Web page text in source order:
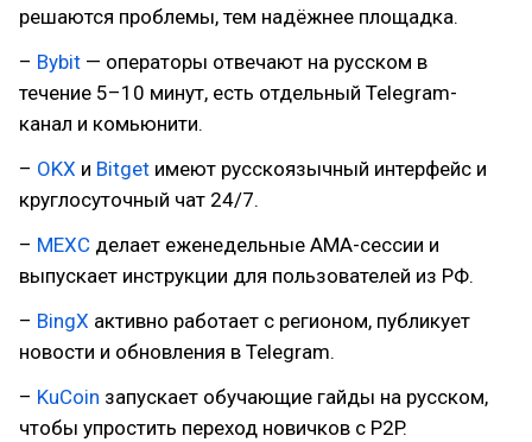
решаются проблемы, тем надёжнее площадка.
– Bybit — операторы отвечают на русском в
течение 5–10 минут, есть отдельный Telegram-
канал и комьюнити.
– OKX и Bitget имеют русскоязычный интерфейс и
круглосуточный чат 24/7.
– MEXC делает еженедельные AMA-сессии и
выпускает инструкции для пользователей из РФ.
– BingX активно работает с регионом, публикует
новости и обновления в Telegram.
– KuCoin запускает обучающие гайды на русском,
чтобы упростить переход новичков с P2P.